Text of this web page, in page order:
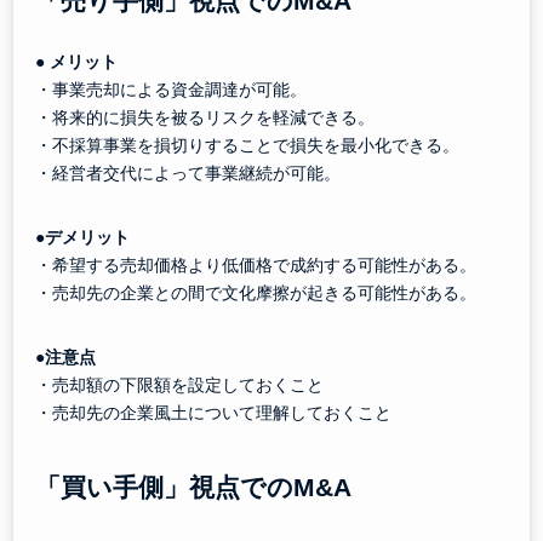
● メリット
・事業売却による資金調達が可能。
・将来的に損失を被るリスクを軽減できる。
・不採算事業を損切りすることで損失を最小化できる。
・経営者交代によって事業継続が可能。
●デメリット
・希望する売却価格より低価格で成約する可能性がある。
・売却先の企業との間で文化摩擦が起きる可能性がある。
●注意点
・売却額の下限額を設定しておくこと
・売却先の企業風土について理解しておくこと
「買い手側」視点でのM&A